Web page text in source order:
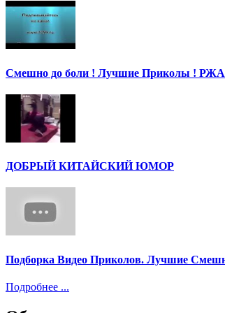
Смешно до боли ! Лучшие Приколы !
ДОБРЫЙ КИТАЙСКИЙ ЮМОР
Подборка Видео Приколов. Лучшие
Подробнее ...